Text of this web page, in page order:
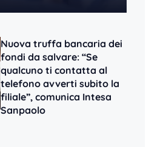
Nuova truffa bancaria dei
fondi da salvare: “Se
qualcuno ti contatta al
telefono avverti subito la
filiale”, comunica Intesa
Sanpaolo